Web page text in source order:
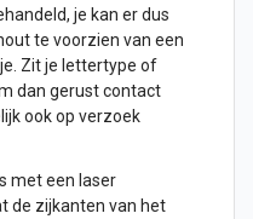
je kan er dus
te voorzien van een
Zit je lettertype of
dan gerust contact
ook op verzoek
met een laser
de zijkanten van het